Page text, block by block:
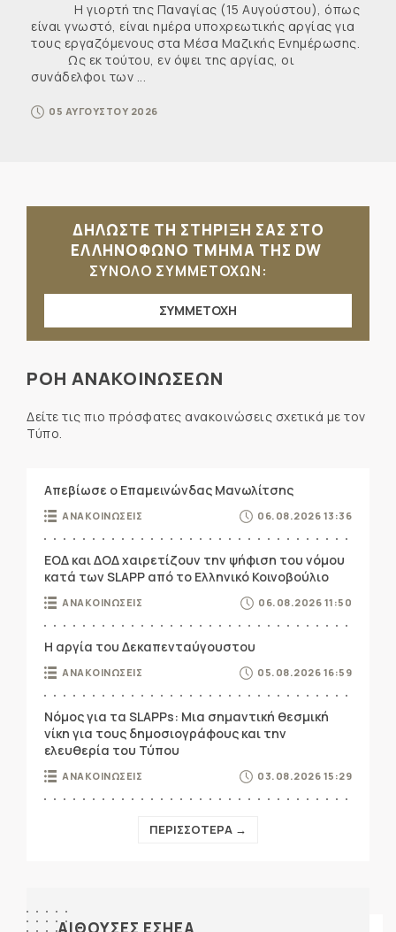
Η γιορτή της Παναγίας (15 Αυγούστου), όπως
είναι γνωστό, είναι ημέρα υποχρεωτικής αργίας για
τους εργαζόμενους στα Μέσα Μαζικής Ενημέρωσης.
Ως εκ τούτου, εν όψει της αργίας, οι
συνάδελφοι των ...
05 ΑΥΓΟΥΣΤΟΥ 2026
ΔΗΛΩΣΤΕ ΤΗ ΣΤΗΡΙΞΗ ΣΑΣ ΣΤΟ
ΕΛΛΗΝΟΦΩΝΟ ΤΜΗΜΑ ΤΗΣ DW
ΣΥΝΟΛΟ ΣΥΜΜΕΤΟΧΩΝ:
ΣΥΜΜΕΤΟΧΗ
ΡΟΗ ΑΝΑΚΟΙΝΩΣΕΩΝ
Δείτε τις πιο πρόσφατες ανακοινώσεις σχετικά με τον
Τύπο.
Απεβίωσε ο Επαμεινώνδας Μανωλίτσης
ΑΝΑΚΟΙΝΩΣΕΙΣ 06.08.2026 13:36
ΕΟΔ και ΔΟΔ χαιρετίζουν την ψήφιση του νόμου
κατά των SLAPP από το Ελληνικό Κοινοβούλιο
ΑΝΑΚΟΙΝΩΣΕΙΣ 06.08.2026 11:50
Η αργία του Δεκαπενταύγουστου
ΑΝΑΚΟΙΝΩΣΕΙΣ 05.08.2026 16:59
Νόμος για τα SLAPPs: Μια σημαντική θεσμική
νίκη για τους δημοσιογράφους και την
ελευθερία του Τύπου
ΑΝΑΚΟΙΝΩΣΕΙΣ 03.08.2026 15:29
ΠΕΡΙΣΣΟΤΕΡΑ →